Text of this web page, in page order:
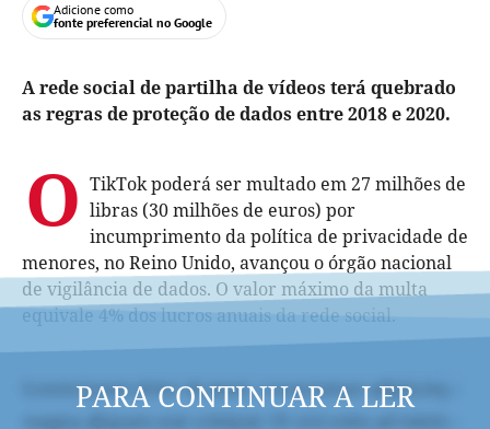
Adicione como
fonte preferencial no Google
A rede social de partilha de vídeos terá quebrado
as regras de proteção de dados entre 2018 e 2020.
O TikTok poderá ser multado em 27 milhões de
libras (30 milhões de euros) por
incumprimento da política de privacidade de
menores, no Reino Unido, avançou o órgão nacional
de vigilância de dados. O valor máximo da multa
equivale 4% dos lucros anuais da rede social.
PARA CONTINUAR A LER